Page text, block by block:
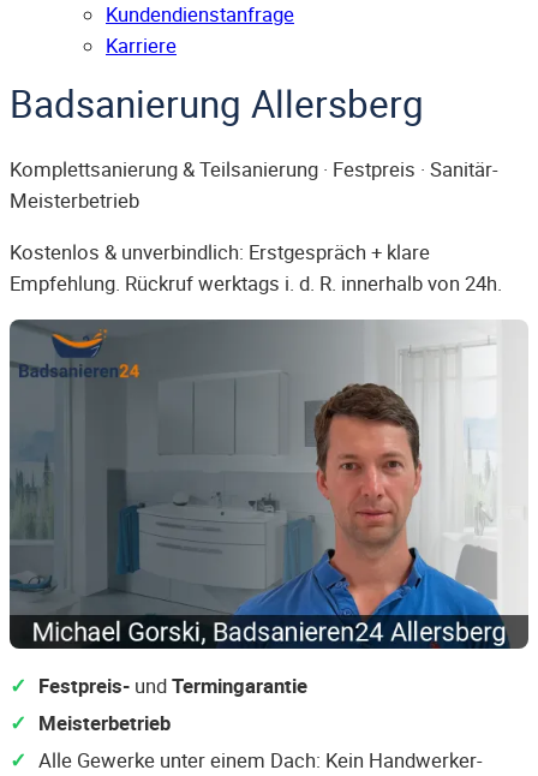
Kunden­dienst­anfrage
Karriere
Badsanierung Allersberg
Komplettsanierung & Teilsanierung · Festpreis · Sanitär-
Meisterbetrieb
Kostenlos & unverbindlich: Erstgespräch + klare
Empfehlung. Rückruf werktags i. d. R. innerhalb von 24h.
Festpreis- undTermingarantie
Meisterbetrieb
Alle Gewerke unter einem Dach: Kein Handwerker-